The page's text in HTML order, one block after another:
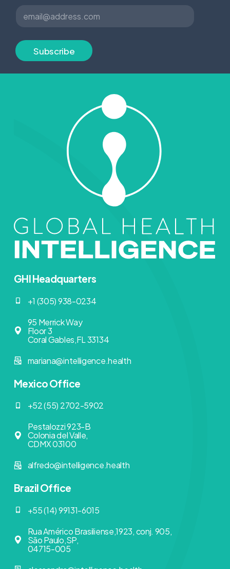
l
*
E
m
l
*
Subscribe
GHI Headquarters
+1 (305) 938-0234
95 Merrick Way
Floor 3
Coral Gables,FL 33134
mariana@intelligence.health
Mexico Office
+52 (55) 2702-5902
Pestalozzi 923-B
Colonia del Valle,
CDMX 03100
alfredo@intelligence.health
Brazil Office
+55 (14) 99131-6015
Rua Américo Brasiliense,1923, conj. 905,
São Paulo,SP,
04715-005